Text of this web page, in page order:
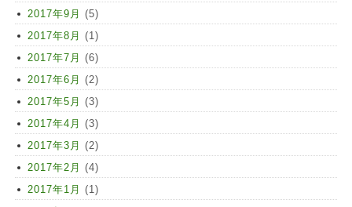
2017年9月 (5)
2017年8月 (1)
2017年7月 (6)
2017年6月 (2)
2017年5月 (3)
2017年4月 (3)
2017年3月 (2)
2017年2月 (4)
2017年1月 (1)